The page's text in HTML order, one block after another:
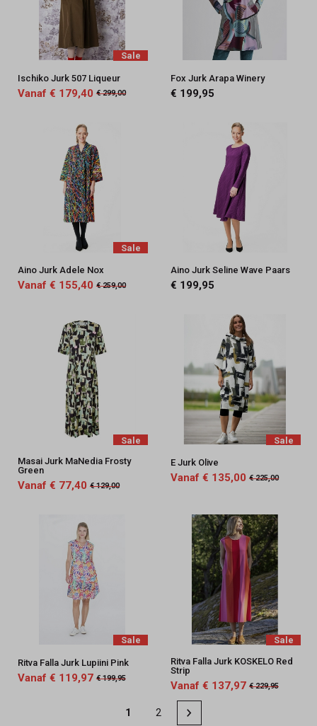
Sale
Ischiko Jurk 507 Liqueur
Vanaf € 179,40 € 299,00
Fox Jurk Arapa Winery
€ 199,95
Sale
Aino Jurk Adele Nox
Vanaf € 155,40 € 259,00
Aino Jurk Seline Wave Paars
€ 199,95
Sale
Masai Jurk MaNedia Frosty
Green
Vanaf € 77,40 € 129,00
Sale
E Jurk Olive
Vanaf € 135,00 € 225,00
Sale
Ritva Falla Jurk Lupiini Pink
Vanaf € 119,97 € 199,95
Sale
Ritva Falla Jurk KOSKELO Red
Strip
Vanaf € 137,97 € 229,95
1 2